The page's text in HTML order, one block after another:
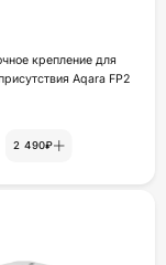
крепление для
Aqara FP2
2 490₽